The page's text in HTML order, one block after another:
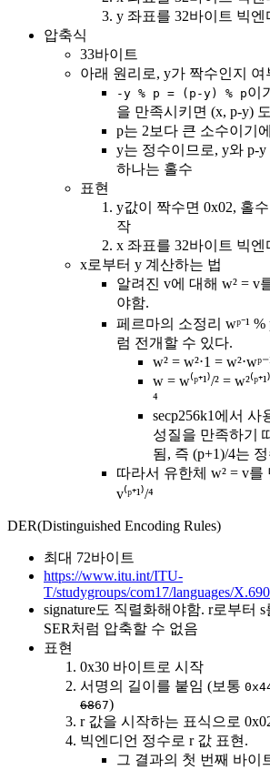
y 좌표를 32바이트 빅엔
압축식
33바이트
아래 원리로, y가 짝수인지
-y % p = (p-y) % p이
을 만족시키면 (x, p-y)
p는 2보다 큰 소수이기
y는 정수이므로, y와 p-
하나는 홀수
표현
y값이 짝수면 0x02, 홀
작
x 좌표를 32바이트 빅엔
x로부터 y 계산하는 법
알려진 v에 대해 w² = v
야함.
페르마의 소정리 wᵖ⁻¹
럼 전개할 수 있다.
w² = w²⋅1 =
w = w⁽ᵖ⁺¹⁾/² =
⁴
secp256k1에서 사
성질을 만족하기
됨, 즉 (p+1)/4는
따라서 유한체 w² = v를
v⁽ᵖ⁺¹⁾/⁴
DER(Distinguished Encoding Rules)
최대 72바이트
https://www.itu.int/ITU-
T/studygroups/com17/languages/
signature도 직렬화해야함. r로부터
SER처럼 압축할 수 없음
표현
0x30 바이트로 시작
서명의 길이를 붙임 (보통
6867)
r 값을 시작하는 표식으로
빅엔디언 정수로 r 값 표현.
그 결과의 첫 번째 바이